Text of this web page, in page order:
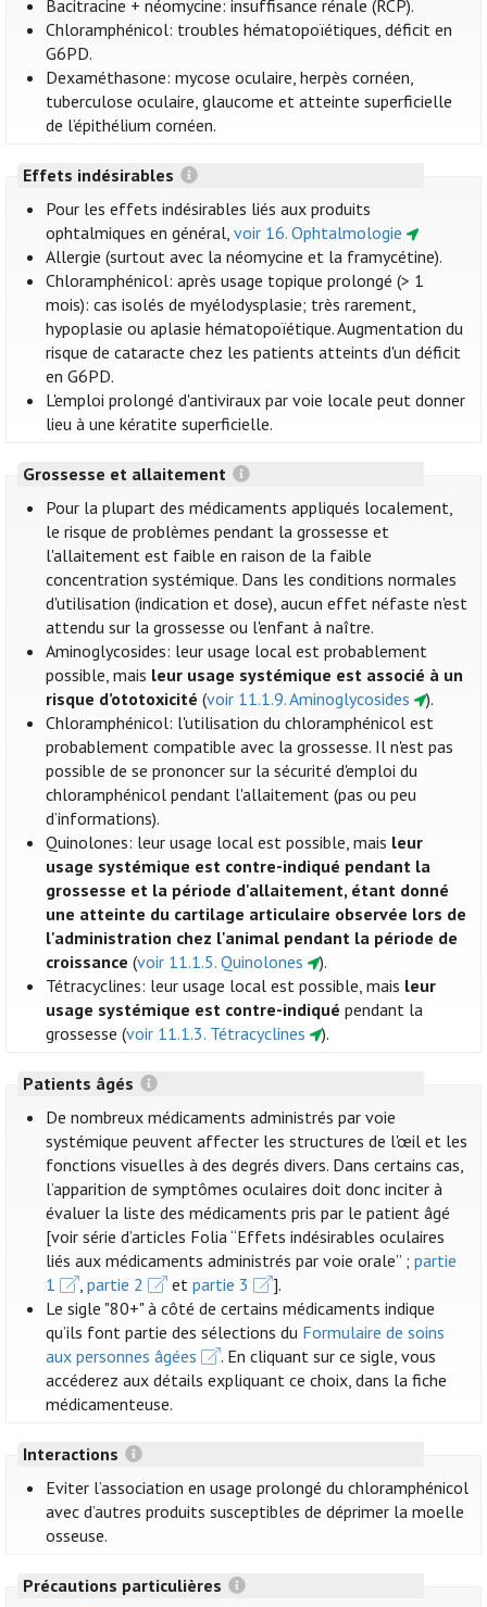
Bacitracine + néomycine: insuffisance rénale (RCP).
Chloramphénicol: troubles hématopoïétiques, déficit en
G6PD.
Dexaméthasone: mycose oculaire, herpès cornéen,
tuberculose oculaire, glaucome et atteinte superficielle
de l’épithélium cornéen.
Effets indésirables
Pour les effets indésirables liés aux produits
ophtalmiques en général,voir 16. Ophtalmologie
Allergie (surtout avec la néomycine et la framycétine).
Chloramphénicol: après usage topique prolongé (> 1
mois): cas isolés de myélodysplasie; très rarement,
hypoplasie ou aplasie hématopoïétique. Augmentation du
risque de cataracte chez les patients atteints d'un déficit
en G6PD.
L'emploi prolongé d'antiviraux par voie locale peut donner
lieu à une kératite superficielle.
Grossesse et allaitement
Pour la plupart des médicaments appliqués localement,
le risque de problèmes pendant la grossesse et
l'allaitement est faible en raison de la faible
concentration systémique. Dans les conditions normales
d'utilisation (indication et dose), aucun effet néfaste n'est
attendu sur la grossesse ou l'enfant à naître.
Aminoglycosides: leur usage local est probablement
possible, mais leur usage systémique est associé à un
risque d’ototoxicité (voir 11.1.9. Aminoglycosides
).
Chloramphénicol: l'utilisation du chloramphénicol est
probablement compatible avec la grossesse. Il n'est pas
possible de se prononcer sur la sécurité d'emploi du
chloramphénicol pendant l'allaitement (pas ou peu
d’informations).
Quinolones: leur usage local est possible, mais leur
usage systémique est contre-indiqué pendant la
grossesse et la période d'allaitement, étant donné
une atteinte du cartilage articulaire observée lors de
l'administration chez l'animal pendant la période de
croissance (voir 11.1.5. Quinolones
).
Tétracyclines: leur usage local est possible, mais leur
usage systémique est contre-indiqué pendant la
grossesse (voir 11.1.3. Tétracyclines ).
Patients âgés
De nombreux médicaments administrés par voie
systémique peuvent affecter les structures de l'œil et les
fonctions visuelles à des degrés divers. Dans certains cas,
l’apparition de symptômes oculaires doit donc inciter à
évaluer la liste des médicaments pris par le patient âgé
[voir série d’articles Folia “Effets indésirables oculaires
liés aux médicaments administrés par voie orale” ;partie
1
,partie 2 etpartie 3
].
Le sigle "80+" à côté de certains médicaments indique
qu’ils font partie des sélections du Formulaire de soins
aux personnes âgées
. En cliquant sur ce sigle, vous
accéderez aux détails expliquant ce choix, dans la fiche
médicamenteuse.
Interactions
Eviter l’association en usage prolongé du chloramphénicol
avec d’autres produits susceptibles de déprimer la moelle
osseuse.
Précautions particulières